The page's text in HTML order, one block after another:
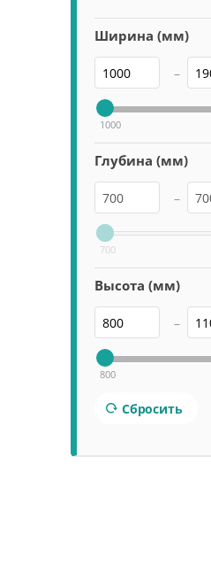
Ширина (мм)
–
1000
Глубина (мм)
–
700
Высота (мм)
–
800
Сбросить